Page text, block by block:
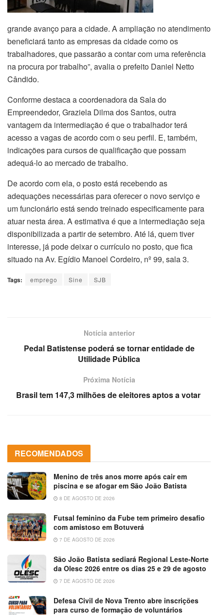
grande avanço para a cidade. A ampliação no atendimento
beneficiará tanto as empresas da cidade como os
trabalhadores, que passarão a contar com uma referência
na procura por trabalho”, avalia o prefeito Daniel Netto
Cândido.
Conforme destaca a coordenadora da Sala do
Empreendedor, Graziela Dilma dos Santos, outra
vantagem da intermediação é que o trabalhador terá
acesso a vagas de acordo com o seu perfil. E, também,
indicações para cursos de qualificação que possam
adequá-lo ao mercado de trabalho.
De acordo com ela, o posto está recebendo as
adequações necessárias para oferecer o novo serviço e
um funcionário está sendo treinado especificamente para
atuar nesta área. A estimativa é que a intermediação seja
disponibilizada a partir de setembro. Até lá, quem tiver
interesse, já pode deixar o currículo no posto, que fica
situado na Av. Egídio Manoel Cordeiro, nº 99, sala 3.
Tags: emprego Sine SJB
Notícia anterior
Pedal Batistense poderá se tornar entidade de
Utilidade Pública
Próxima Notícia
Brasil tem 147,3 milhões de eleitores aptos a votar
RECOMENDADOS
Menino de três anos morre após cair em
piscina e se afogar em São João Batista
8 DE AGOSTO DE 2026
Futsal feminino da Fube tem primeiro desafio
com amistoso em Botuverá
7 DE AGOSTO DE 2026
São João Batista sediará Regional Leste-Norte
da Olesc 2026 entre os dias 25 e 29 de agosto
7 DE AGOSTO DE 2026
Defesa Civil de Nova Trento abre inscrições
para curso de formação de voluntários